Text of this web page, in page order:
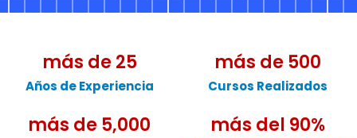
Años de Experiencia
más de 25
Cursos Realizados
más de 500
más de 5,000 más del 90%